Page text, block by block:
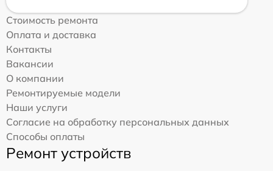
Стоимость ремонта
Оплата и доставка
Контакты
Вакансии
О компании
Ремонтируемые модели
Наши услуги
Согласие на обработку персональных данных
Способы оплаты
Ремонт устройств